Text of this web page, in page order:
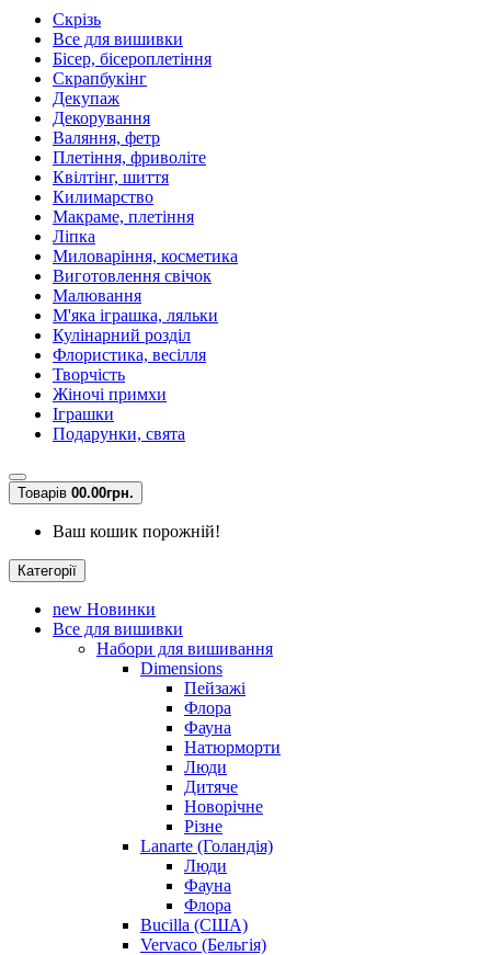
Скрізь
Все для вишивки
Бісер, бісероплетіння
Скрапбукінг
Декупаж
Декорування
Валяння, фетр
Плетіння, фриволіте
Квілтінг, шиття
Килимарство
Макраме, плетіння
Ліпка
Миловаріння, косметика
Виготовлення свічок
Малювання
М'яка іграшка, ляльки
Кулінарний розділ
Флористика, весілля
Творчість
Жіночі примхи
Іграшки
Подарунки, свята
Товарів 00.00грн.
Ваш кошик порожній!
Категорії
new Новинки
Все для вишивки
Набори для вишивання
Dimensions
Пейзажі
Флора
Фауна
Натюрморти
Люди
Дитяче
Новорічне
Різне
Lanarte (Голандія)
Люди
Фауна
Флора
Bucilla (США)
Vervaco (Бельгія)